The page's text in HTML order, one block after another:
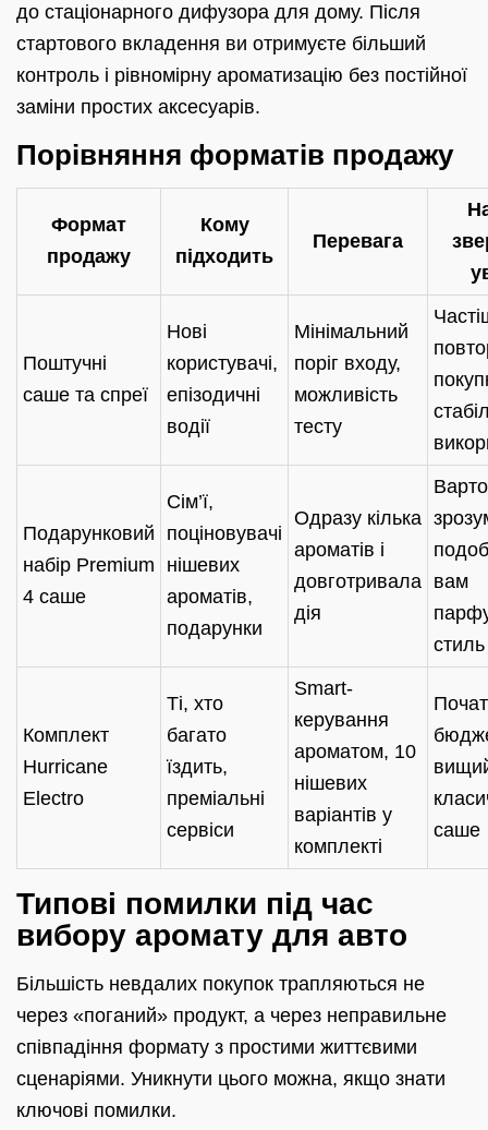
до стаціонарного дифузора для дому. Після
стартового вкладення ви отримуєте більший
контроль і рівномірну ароматизацію без постійної
заміни простих аксесуарів.
Порівняння форматів продажу
Формат
продажу
Кому
підходить
Перевага
Поштучні
саше та спреї
Нові
користувачі,
епізодичні
водії
Мінімальний
поріг входу,
можливість
тесту
Подарунковий
набір Premium
4 саше
Сім’ї,
поціновувачі
нішевих
ароматів,
подарунки
Одразу кілька
ароматів і
довготривала
дія
вам
стиль
Комплект
Hurricane
Electro
Ті, хто
багато
їздить,
преміальні
сервіси
Smart-
керування
ароматом, 10
нішевих
варіантів у
комплекті
саше
Типові помилки під час
вибору аромату для авто
Більшість невдалих покупок трапляються не
через «поганий» продукт, а через неправильне
співпадіння формату з простими життєвими
сценаріями. Уникнути цього можна, якщо знати
ключові помилки.